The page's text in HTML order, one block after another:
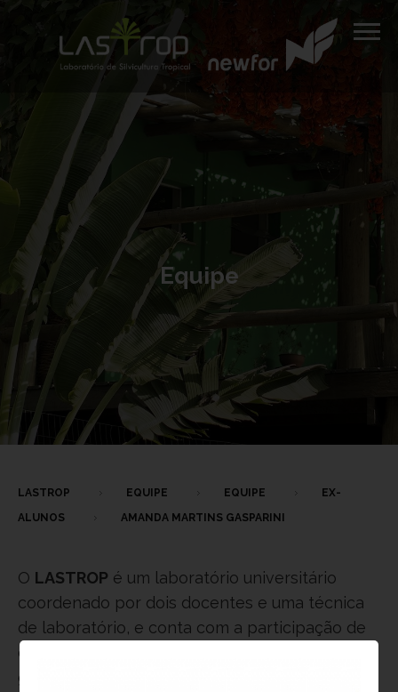
Equipe
LASTROP EQUIPE EQUIPE
EX-
ALUNOS
AMANDA MARTINS GASPARINI
O LASTROP é um laboratório universitário
coordenado por dois docentes e uma técnica
de laboratório, e conta com a participação de
diversos alunos de graduação e pós-
graduação, bem como pesquisadores